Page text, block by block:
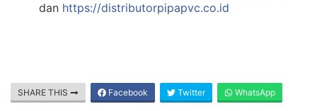
dan https://distributorpipapvc.co.id
SHARE THIS Facebook Twitter WhatsApp